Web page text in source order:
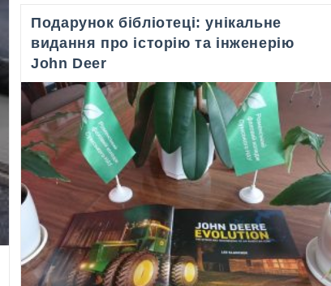
Незалежності
Студентів
Спеціальності
Подарунок бібліотеці: унікальне
видання про історію та інженерію
John Deer